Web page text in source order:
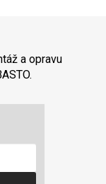
a opravu